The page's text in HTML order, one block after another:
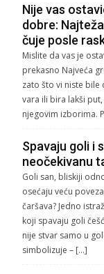
Nije vas
dobre:
čuje posle
Mislite da vas je
prekasno Najveća
zato što vi niste
vara ili bira lakši
njegovim izborima.
Spavaju goli i
neočekivanu
Goli san, bliskiji
osećaju veću
čaršava? Jedno
koji spavaju goli
nije stvar samo u
simbolizuje – […]